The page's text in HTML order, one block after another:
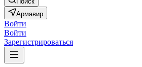
Армавир
Войти
Войти
Зарегистрироваться